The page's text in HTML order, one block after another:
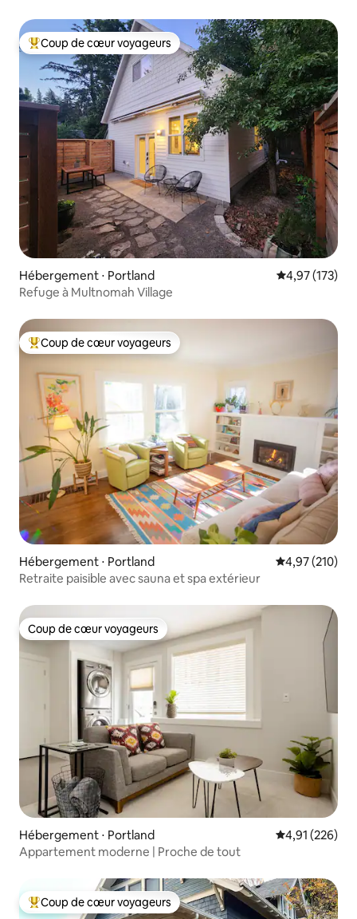
Coups de cœur voyageurs les plus appréciés
Coup de cœur voyageurs
Hébergement ⋅ Portland Évaluation
4,97 (173)
Refuge à Multnomah Village
Coups de cœur voyageurs les plus appréciés
Coup de cœur voyageurs
Hébergement ⋅ Portland Évaluation
4,97 (210)
Retraite paisible avec sauna et spa extérieur
Coup de cœur voyageurs
Coup de cœur voyageurs
Hébergement ⋅ Portland Évaluation
4,91 (226)
Appartement moderne | Proche de tout
Coups de cœur voyageurs les plus appréciés
Coup de cœur voyageurs